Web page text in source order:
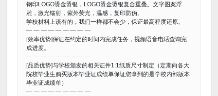
钢印LOGO烫金烫银，LOGO烫金烫银复合重叠。文字图案浮
雕，激光镭射，紫外荧光，温感，复印防伪。
学校材料上该有的，我们一样都不会少，保证最高程度还原。
— — — — — — — — —
[效率优势]保证在约定的时间内完成任务，视频语音电话查询完
成进度。
— — — — — — — — —
[品质优势]与学校颁发的相关证件1:1纸质尺寸制定（定期向各大
院校毕业生购买版本毕业证成绩单保证您拿到的是学校内部版本
毕业证成绩单）
— — — — — — — — —